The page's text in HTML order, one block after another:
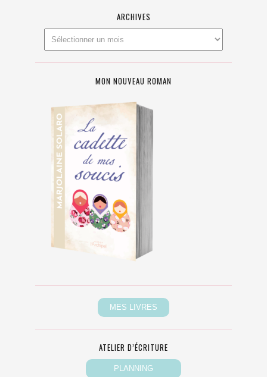
ARCHIVES
MON NOUVEAU ROMAN
ATELIER D’ÉCRITURE